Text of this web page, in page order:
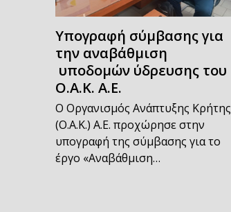
Υπογραφή σύμβασης για
την αναβάθμιση
υποδομών ύδρευσης του
Ο.Α.Κ. Α.Ε.
Ο Οργανισμός Ανάπτυξης Κρήτης
(Ο.Α.Κ.) Α.Ε. προχώρησε στην
υπογραφή της σύμβασης για το
έργο «Αναβάθμιση…